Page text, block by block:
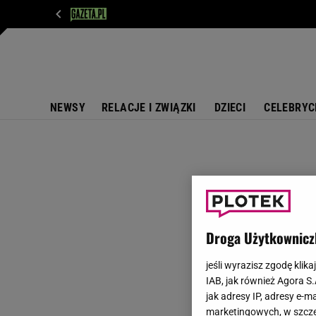
NEWSY RELACJE I ZWIĄZKI DZIECI
Droga
jeśli wyrazisz zgodę
IAB, jak również Agora
jak adresy IP, adresy e-
marketingowych, w